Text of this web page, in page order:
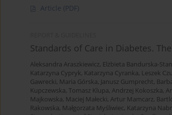
Article (PDF)
Standards of Care in Diabetes.
Aleksandra Araszkiewicz, Elżbieta Bandurska-
Katarzyna Cypryk, Katarzyna Cyranka, Leszek
Gawrecki, Maria Górska, Janusz Gumprecht,
Kupczewska, Tomasz Klupa, Andrzej Kokoszka,
Majkowska, Maciej Małecki, Artur Mamcarz,
Rakowska, Małgorzata Myśliwiec, Katarzyna